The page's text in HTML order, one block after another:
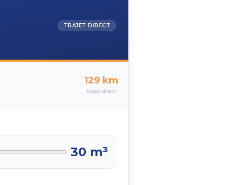
TRAJET DIRECT
129 km
trajet direct
30 m³